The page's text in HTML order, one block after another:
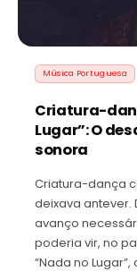
Música Portuguesa
Criatura-
Lugar”: O
sonora
Criatura-dança
deixava antever.
avanço
poderia vir, no
“Nada no